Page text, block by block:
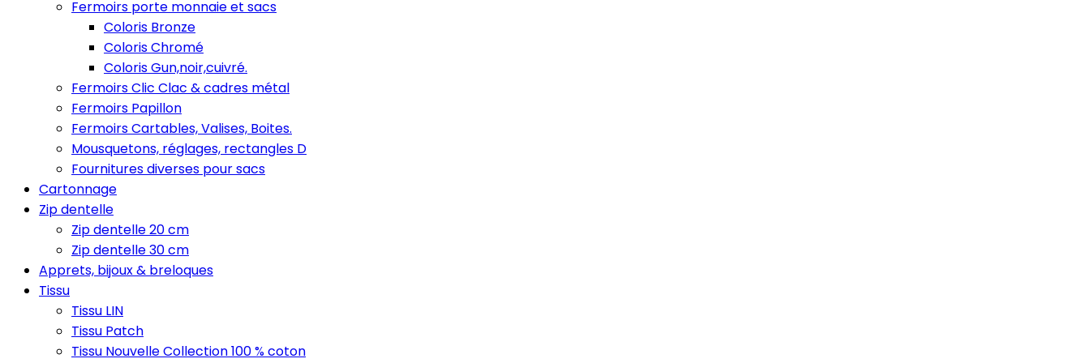
Fermoirs porte monnaie et sacs
Coloris Bronze
Coloris Chromé
Coloris Gun,noir,cuivré.
Fermoirs Clic Clac & cadres métal
Fermoirs Papillon
Fermoirs Cartables, Valises, Boites.
Mousquetons, réglages, rectangles D
Fournitures diverses pour sacs
Cartonnage
Zip dentelle
Zip dentelle 20 cm
Zip dentelle 30 cm
Apprets, bijoux & breloques
Tissu
Tissu LIN
Tissu Patch
Tissu Nouvelle Collection 100 % coton